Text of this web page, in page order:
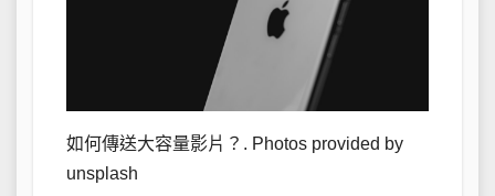
如何傳送大容量影片？. Photos provided by
unsplash